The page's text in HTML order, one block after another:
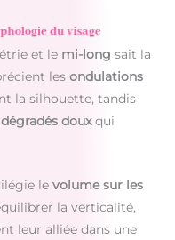
du visage
et le mi-long sait la
les ondulations
la silhouette, tandis
dégradés douxqui
le volume sur les
la verticalité,
leur alliée dans une